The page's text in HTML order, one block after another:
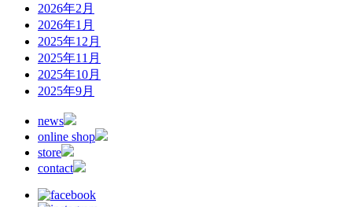
2026年2月
2026年1月
2025年12月
2025年11月
2025年10月
2025年9月
news
online shop
store
contact